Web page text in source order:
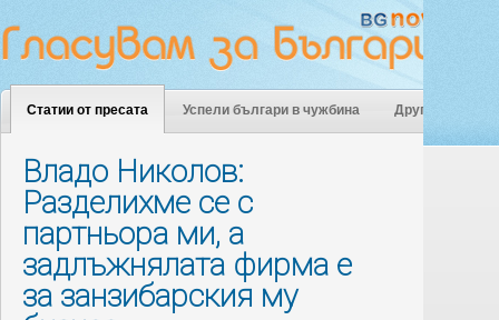
Статии от пресата Успели българи в чужбина Други
Владо Николов:
Разделихме се с
партньора ми, а
задлъжнялата фирма е
за занзибарския му